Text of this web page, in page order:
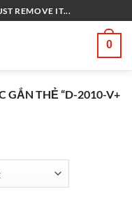
REMOVE IT...
0
GẮN THẺ “D-2010-V+